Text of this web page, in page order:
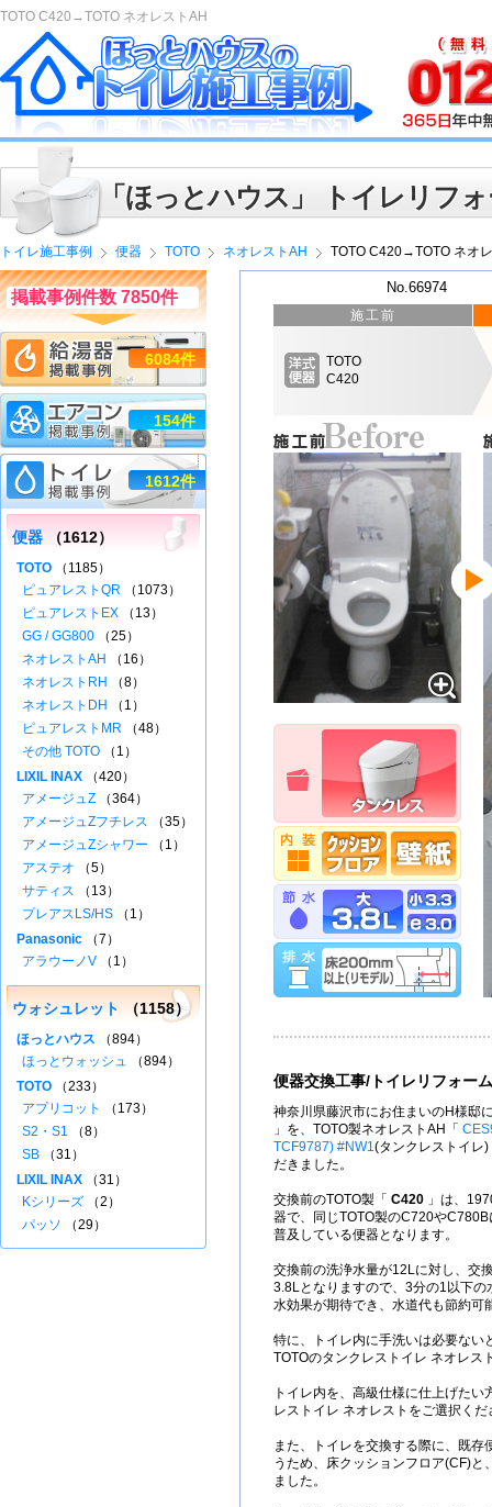
TOTO C420→TOTO ネオレストAH
「ほっとハウス」 トイレリフ
トイレ施工事例 便器 TOTO ネオレストAH TOTO C420→TOTO ネオ
No.66974
施工前
TOTO
C420
便器交換工事/トイレリフォーム
神奈川県藤沢市にお住まいのH様邸
」を、TOTO製ネオレストAH「
TCF9787) #NW1(タンクレストイレ
だきました。
交換前のTOTO製「 C420 」は、
器で、同じTOTO製のC720や
普及している便器となります。
交換前の洗浄水量が12Lに対し、交
3.8Lとなりますので、3分の1以下の
水効果が期待でき、水道代も節約可
特に、トイレ内に手洗いは必要ない
TOTOのタンクレストイレ ネオレス
トイレ内を、高級仕様に仕上げたい
レストイレ ネオレストをご選択くだ
また、トイレを交換する際に、既存
うため、床クッションフロア(CF)と
ました。
掲載事例件数 7850件
6084件
154件
1612件
便器 （1612）
TOTO （1185）
ピュアレストQR （1073）
ピュアレストEX （13）
GG / GG800 （25）
ネオレストAH
（16）
ネオレストRH
（8）
ネオレストDH
（1）
ピュアレストMR （48）
その他 TOTO （1）
LIXIL INAX （420）
アメージュZ （364）
アメージュZフチレス （35）
アメージュZシャワー （1）
アステオ （5）
サティス （13）
プレアスLS/HS （1）
Panasonic （7）
アラウーノV （1）
ウォシュレット （1158）
ほっとハウス （894）
ほっとウォッシュ （894）
TOTO （233）
アプリコット
（173）
S2・S1 （8）
SB （31）
LIXIL INAX （31）
Kシリーズ （2）
パッソ （29）